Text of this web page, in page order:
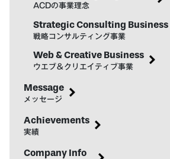
ACDの事業理念
Strategic Consulting Business
戦略コンサルティング事業
Web & Creative Business
ウエブ＆クリエイティブ事業
Message
メッセージ
Achievements
実績
Company Info